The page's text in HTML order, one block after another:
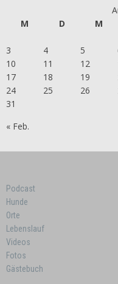
M
D M
3
4 5
10
11 12
17
18 19
24
25 26
31
« Feb.
Podcast
Hunde
Orte
Lebenslauf
Videos
Fotos
Gästebuch